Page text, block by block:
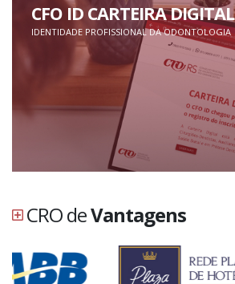
CFO ID CARTEIRA DIGITAL
IDENTIDADE PROFISSIONAL DA ODONTOLOGIA
CRO deVantagens